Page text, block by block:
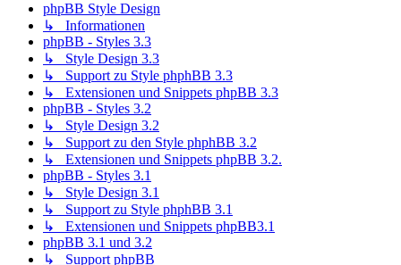
phpBB Style Design
↳ Informationen
phpBB - Styles 3.3
↳ Style Design 3.3
↳ Support zu Style phphBB 3.3
↳ Extensionen und Snippets phpBB 3.3
phpBB - Styles 3.2
↳ Style Design 3.2
↳ Support zu den Style phphBB 3.2
↳ Extensionen und Snippets phpBB 3.2.
phpBB - Styles 3.1
↳ Style Design 3.1
↳ Support zu Style phphBB 3.1
↳ Extensionen und Snippets phpBB3.1
phpBB 3.1 und 3.2
↳ Support phpBB